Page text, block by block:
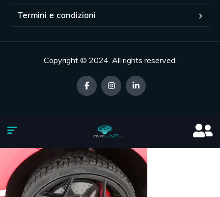
Termini e condizioni
Copyright © 2024. All rights reserved.